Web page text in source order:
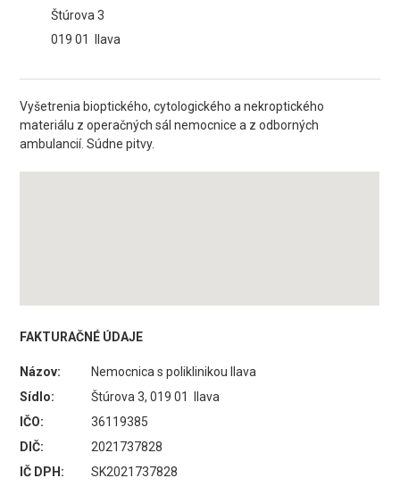
Štúrova 3
019 01
Ilava
Vyšetrenia bioptického, cytologického a nekroptického
materiálu z operačných sál nemocnice a z odborných
ambulancií. Súdne pitvy.
FAKTURAČNÉ ÚDAJE
Názov:
Nemocnica s poliklinikou Ilava
Sídlo:
Štúrova 3, 019 01 Ilava
IČO:
36119385
DIČ:
2021737828
IČ DPH:
SK2021737828